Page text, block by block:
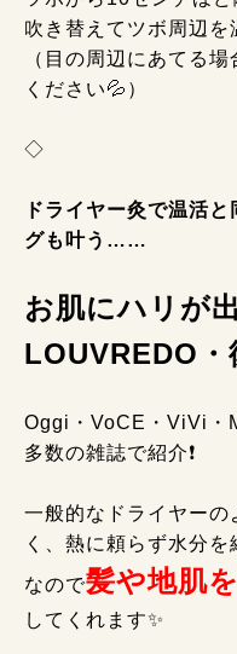
吹き替えてツボ周辺を
（目の周辺にあてる
ください💦）
◇
ドライヤー灸で温活
グも叶う……
お肌にハリが
LOUVREDO・
Oggi・VoCE・ViVi・
多数の雑誌で紹介❗
一般的なドライヤーの
く、熱に頼らず水分を
なので髪や地肌
してくれます✨